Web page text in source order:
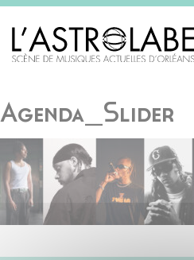
Agenda_Slider